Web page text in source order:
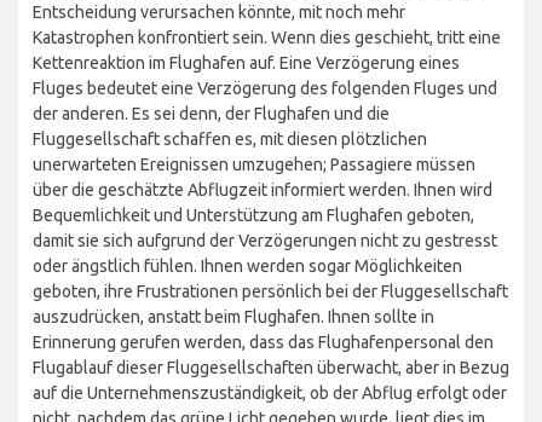
Entscheidung verursachen könnte, mit noch mehr
Katastrophen konfrontiert sein. Wenn dies geschieht, tritt eine
Kettenreaktion im Flughafen auf. Eine Verzögerung eines
Fluges bedeutet eine Verzögerung des folgenden Fluges und
der anderen. Es sei denn, der Flughafen und die
Fluggesellschaft schaffen es, mit diesen plötzlichen
unerwarteten Ereignissen umzugehen; Passagiere müssen
über die geschätzte Abflugzeit informiert werden. Ihnen wird
Bequemlichkeit und Unterstützung am Flughafen geboten,
damit sie sich aufgrund der Verzögerungen nicht zu gestresst
oder ängstlich fühlen. Ihnen werden sogar Möglichkeiten
geboten, ihre Frustrationen persönlich bei der Fluggesellschaft
auszudrücken, anstatt beim Flughafen. Ihnen sollte in
Erinnerung gerufen werden, dass das Flughafenpersonal den
Flugablauf dieser Fluggesellschaften überwacht, aber in Bezug
auf die Unternehmenszuständigkeit, ob der Abflug erfolgt oder
nicht, nachdem das grüne Licht gegeben wurde, liegt dies im